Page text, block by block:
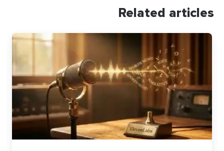
Related articles